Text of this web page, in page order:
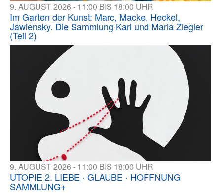
9. AUGUST 2026 - 11:00 BIS 18:00 UHR
Im Garten der Kunst: Marc, Macke, Heckel,
Jawlensky. Die Sammlung Karl und Maria Ziegler
(Teil 2)
9. AUGUST 2026 - 11:00 BIS 18:00 UHR
UTOPIE 2. LIEBE · GLAUBE · HOFFNUNG
SAMMLUNG+